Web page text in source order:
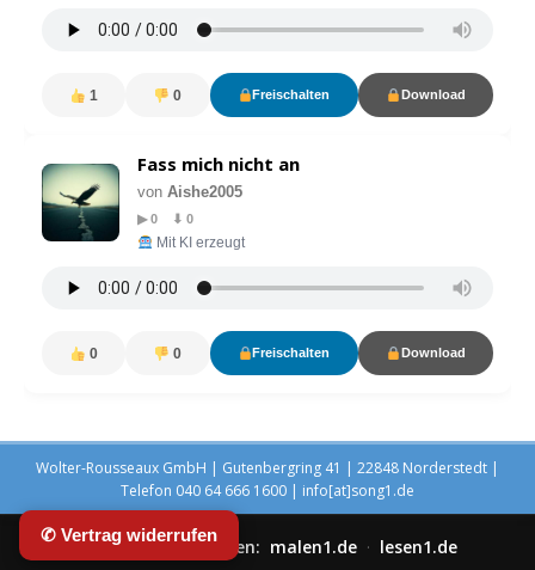
1 0 Freischalten Download
Fass mich nicht an
von Aishe2005
▶ 0 ⬇ 0
Mit KI erzeugt
0 0 Freischalten Download
Wolter-Rousseaux GmbH | Gutenbergring 41 | 22848 Norderstedt |
Telefon 040 64 666 1600 | info[at]song1.de
Unsere Partnerseiten: malen1.de · lesen1.de
✆ Vertrag widerrufen